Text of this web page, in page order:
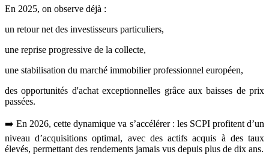
En 2025, on observe déjà :
un retour net des investisseurs particuliers,
une reprise progressive de la collecte,
une stabilisation du marché immobilier professionnel européen,
des opportunités d'achat exceptionnelles grâce aux baisses de prix
passées.
➡️ En 2026, cette dynamique va s’accélérer : les SCPI profitent d’un
niveau d’acquisitions optimal, avec des actifs acquis à des taux
élevés, permettant des rendements jamais vus depuis plus de dix ans.